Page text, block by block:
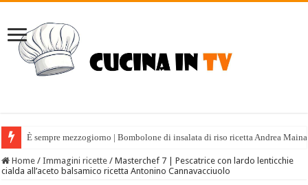
È sempre mezzogiorno | Bombolone di insalata di riso ricetta Andrea
Home / Immagini ricette / Masterchef 7 | Pescatrice con lardo lenticchie
cialda all’aceto balsamico ricetta Antonino Cannavacciuolo